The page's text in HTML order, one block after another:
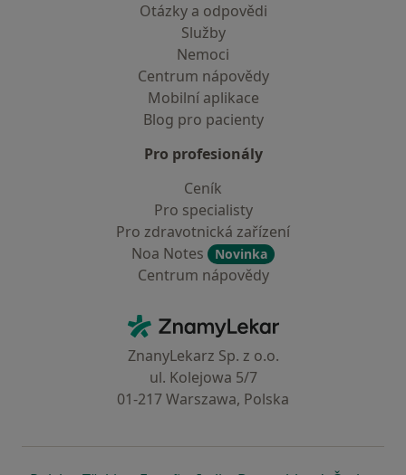
Otázky a odpovědi
Služby
Nemoci
Centrum nápovědy
Mobilní aplikace
Blog pro pacienty
Pro profesionály
Ceník
Pro specialisty
Pro zdravotnická zařízení
Noa Notes
Novinka
Centrum nápovědy
ZnamyLekar - Hlavní stránka
ZnanyLekarz Sp. z o.o.
ul. Kolejowa 5/7
01-217 Warszawa, Polska